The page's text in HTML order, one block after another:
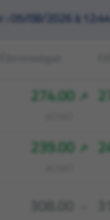
05/08/2026 à 12:44
274.00
239.00
308.00